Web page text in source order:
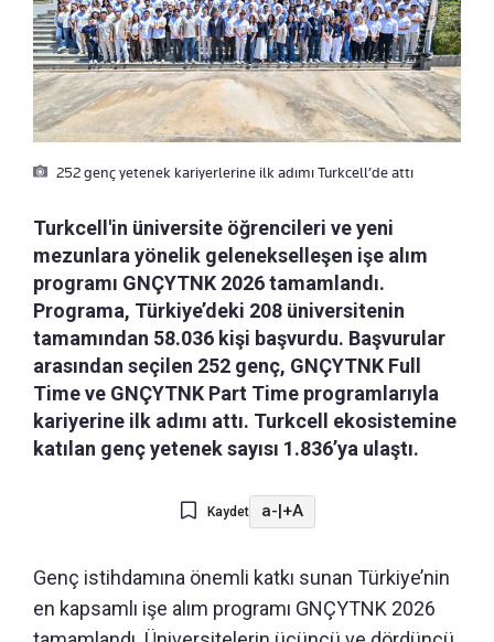
252 genç yetenek kariyerlerine ilk adımı Turkcell’de attı
Turkcell'in üniversite öğrencileri ve yeni
mezunlara yönelik gelenekselleşen işe alım
programı GNÇYTNK 2026 tamamlandı.
Programa, Türkiye’deki 208 üniversitenin
tamamından 58.036 kişi başvurdu. Başvurular
arasından seçilen 252 genç, GNÇYTNK Full
Time ve GNÇYTNK Part Time programlarıyla
kariyerine ilk adımı attı. Turkcell ekosistemine
katılan genç yetenek sayısı 1.836’ya ulaştı.
Kaydet a-|+A
Genç istihdamına önemli katkı sunan Türkiye’nin
en kapsamlı işe alım programı GNÇYTNK 2026